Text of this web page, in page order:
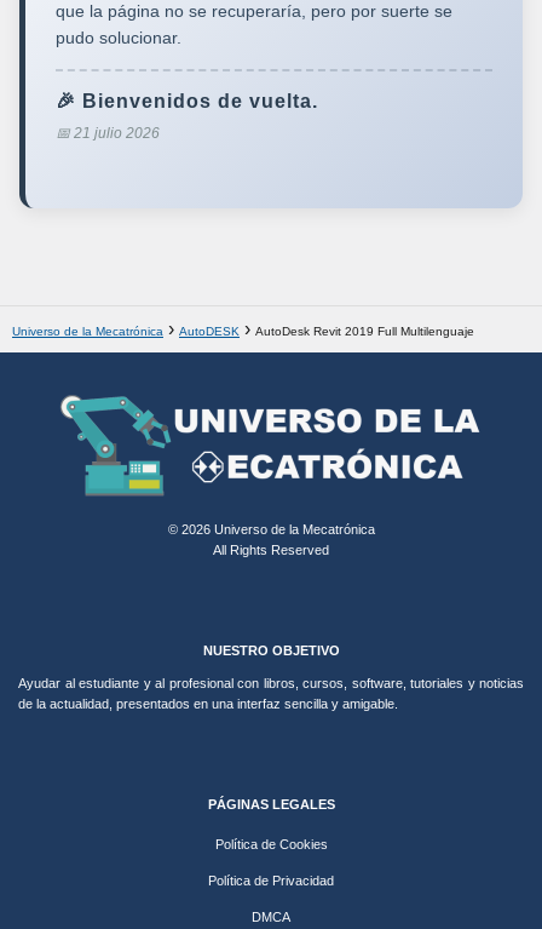
que la página no se recuperaría, pero por suerte se
pudo solucionar.
🎉 Bienvenidos de vuelta.
📅 21 julio 2026
Universo de la Mecatrónica AutoDESK AutoDesk Revit 2019 Full Multilenguaje
© 2026 Universo de la Mecatrónica
All Rights Reserved
NUESTRO OBJETIVO
Ayudar al estudiante y al profesional con libros, cursos, software, tutoriales y noticias
de la actualidad, presentados en una interfaz sencilla y amigable.
PÁGINAS LEGALES
Política de Cookies
Política de Privacidad
DMCA